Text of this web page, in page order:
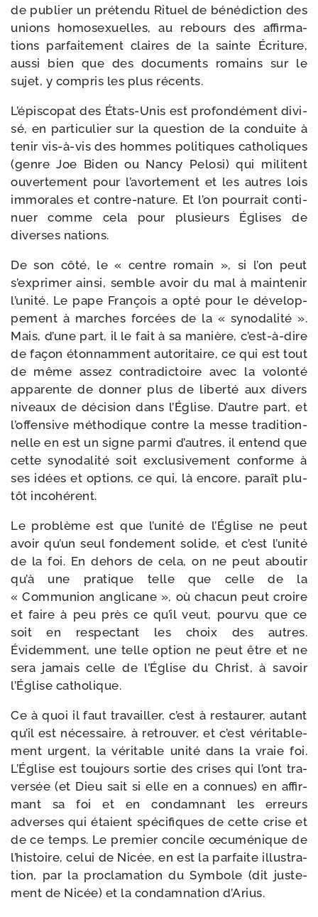
de publier un pré­ten­du Rituel de béné­dic­tion des
unions homo­sexuelles, au rebours des affir­ma­
tions par­fai­te­ment claires de la sainte Écriture,
aus­si bien que des docu­ments romains sur le
sujet, y com­pris les plus récents.
L’épiscopat des États-​Unis est pro­fon­dé­ment divi­
sé, en par­ti­cu­lier sur la ques­tion de la conduite à
tenir vis-​à-​vis des hommes poli­tiques catho­liques
(genre Joe Biden ou Nancy Pelosi) qui militent
ouver­te­ment pour l’avortement et les autres lois
immo­rales et contre-​nature. Et l’on pour­rait conti­
nuer comme cela pour plu­sieurs Églises de
diverses nations.
De son côté, le « centre romain », si l’on peut
s’exprimer ain­si, semble avoir du mal à main­te­nir
l’unité. Le pape François a opté pour le déve­lop­
pe­ment à marches for­cées de la « syno­da­li­té ».
Mais, d’une part, il le fait à sa manière, c’est-à-dire
de façon éton­nam­ment auto­ri­taire, ce qui est tout
de même assez contra­dic­toire avec la volon­té
appa­rente de don­ner plus de liber­té aux divers
niveaux de déci­sion dans l’Église. D’autre part, et
l’offensive métho­dique contre la messe tra­di­tion­
nelle en est un signe par­mi d’autres, il entend que
cette syno­da­li­té soit exclu­si­ve­ment conforme à
ses idées et options, ce qui, là encore, paraît plu­
tôt incohérent.
Le pro­blème est que l’unité de l’Église ne peut
avoir qu’un seul fon­de­ment solide, et c’est l’unité
de la foi. En dehors de cela, on ne peut abou­tir
qu’à une pra­tique telle que celle de la
« Communion angli­cane », où cha­cun peut croire
et faire à peu près ce qu’il veut, pour­vu que ce
soit en res­pec­tant les choix des autres.
Évidemment, une telle option ne peut être et ne
sera jamais celle de l’Église du Christ, à savoir
l’Église catholique.
Ce à quoi il faut tra­vailler, c’est à res­tau­rer, autant
qu’il est néces­saire, à retrou­ver, et c’est véri­ta­ble­
ment urgent, la véri­table uni­té dans la vraie foi.
L’Église est tou­jours sor­tie des crises qui l’ont tra­
ver­sée (et Dieu sait si elle en a connues) en affir­
mant sa foi et en condam­nant les erreurs
adverses qui étaient spé­ci­fiques de cette crise et
de ce temps. Le pre­mier concile œcu­mé­nique de
l’histoire, celui de Nicée, en est la par­faite illus­tra­
tion, par la pro­cla­ma­tion du Symbole (dit jus­te­
ment de Nicée) et la condam­na­tion d’Arius.